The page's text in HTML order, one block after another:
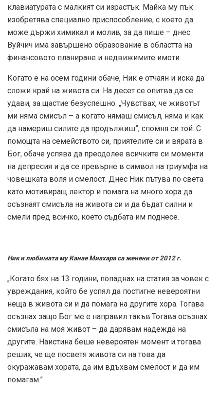
клавиатурата с малкият си израстък. Майка му пък
изобретява специално приспособление, с което да
може държи химикал и молив, за да пише – днес
Вуйчич има завършено образование в областта на
финансовото планиране и недвижимите имоти.
Когато е на осем години обаче, Ник е отчаян и иска да
сложи край на живота си. На десет се опитва да се
удави, за щастие безуспешно. „Чувствах, че животът
ми няма смисъл – а когато нямаш смисъл, няма и как
да намериш силите да продължиш”, спомня си той. С
помощта на семейството си, приятелите си и вярата в
Бог, обаче успява да преодолее всичките си моменти
на депресия и да се превърне в символ на триумфа на
човешката воля и смелост. Днес Ник пътува по света
като мотивиращ лектор и помага на много хора да
осъзнаят смисъла на живота си и да бъдат силни и
смели пред всичко, което съдбата им поднесе.
Ник и любимата му Канае Миахара са женени от 2012 г.
„Когато бях на 13 години, попаднах на статия за човек с
увреждания, който бе успял да постигне невероятни
неща в живота си и да помага на другите хора. Тогава
осъзнах защо Бог ме е направил такъв.Тогава осъзнах
смисъла на моя живот – да дарявам надежда на
другите. Наистина беше невероятен момент и тогава
реших, че ще посветя живота си на това да
окуражавам хората, да им вдъхвам смелост и да им
помагам.”